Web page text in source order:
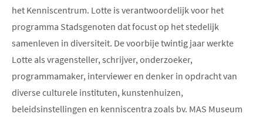
het Kenniscentrum. Lotte is verantwoordelijk voor het
programma Stadsgenoten dat focust op het stedelijk
samenleven in diversiteit. De voorbije twintig jaar werkte
Lotte als vragensteller, schrijver, onderzoeker,
programmamaker, interviewer en denker in opdracht van
diverse culturele instituten, kunstenhuizen,
beleidsinstellingen en kenniscentra zoals bv. MAS Museum